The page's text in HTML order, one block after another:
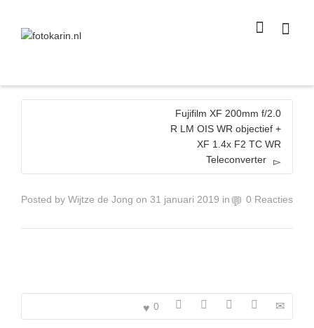
size
Super Search
Fujifilm XF 200mm f/2.0
R LM OIS WR objectief +
XF 1.4x F2 TC WR
Teleconverter
Posted by Wijtze de Jong on 31 januari 2019 in 0 Reacties
0